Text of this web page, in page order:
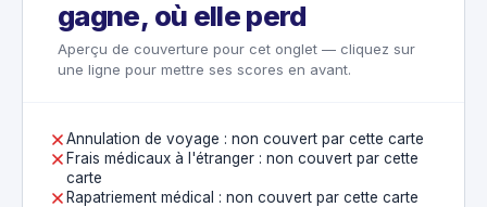
gagne, où elle perd
Aperçu de couverture pour cet onglet — cliquez sur
une ligne pour mettre ses scores en avant.
Annulation de voyage : non couvert par cette carte
Frais médicaux à l'étranger : non couvert par cette
carte
Rapatriement médical : non couvert par cette carte